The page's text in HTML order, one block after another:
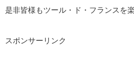
是非皆様もツール・ド・フランスを
スポンサーリンク